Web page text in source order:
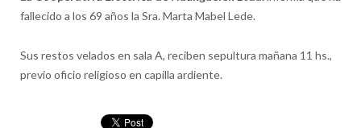
fallecido a los 69 años la Sra. Marta Mabel Lede.
Sus restos velados en sala A, reciben sepultura mañana 11 hs.,
previo oficio religioso en capilla ardiente.